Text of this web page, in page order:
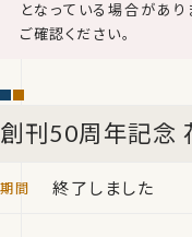
となっている場合があ
ご確認ください。
創刊50周年記念
終了しました